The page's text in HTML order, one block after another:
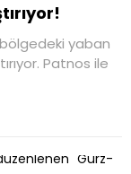
yaban
Patnos ile